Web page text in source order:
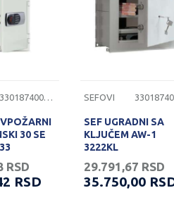
3301874000111
30 SE
RSD
RSD
SEFOVI
SEF UGRADNI SA
KLJUČEM AW-1
3222KL
29.791,67 RSD
35.750,00